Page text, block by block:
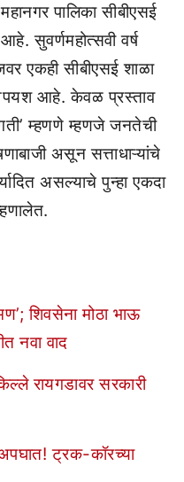
पालिका सीबीएसई
सुवर्णमहोत्सवी वर्ष
एकही सीबीएसई शाळा
आहे. केवळ प्रस्ताव
म्हणणे म्हणजे जनतेची
असून सत्ताधाऱ्यांचे
असल्याचे पुन्हा एकदा
शिवसेना मोठा भाऊ
नवा वाद
रायगडावर सरकारी
अपघात! ट्रक-कॉरच्या